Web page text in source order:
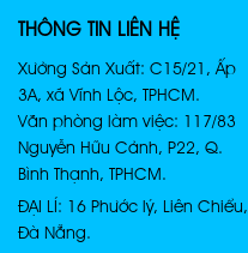
THÔNG TIN LIÊN HỆ
Xưởng Sản Xuất: C15/21, Ấp
3A, xã Vĩnh Lộc, TPHCM.
Văn phòng làm việc: 117/83
Nguyễn Hữu Cảnh, P22, Q.
Bình Thạnh, TPHCM.
ĐẠI LÍ: 16 Phước lý, Liên Chiểu,
Đà Nẵng.